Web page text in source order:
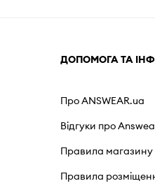
ДОПОМОГА ТА
Про ANSWEAR.ua
Відгуки про
Правила магазину
Правила